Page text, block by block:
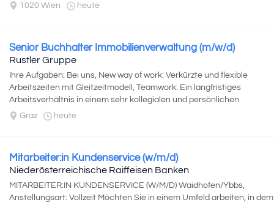
1020 Wien
heute
Senior Buchhalter Immobilienverwaltung (m/w/d)
Rustler Gruppe
Ihre Aufgaben: Bei uns, New way of work: Verkürzte und flexible
Arbeitszeiten mit Gleitzeitmodell, Teamwork: Ein langfristiges
Arbeitsverhältnis in einem sehr kollegialen und persönlichen
Umfeld,...
Graz heute
Mitarbeiter:in Kundenservice (w/m/d)
Niederösterreichische Raiffeisen Banken
MITARBEITER:IN KUNDENSERVICE (W/M/D) Waidhofen/Ybbs,
Anstellungsart: Vollzeit Möchten Sie in einem Umfeld arbeiten, in dem